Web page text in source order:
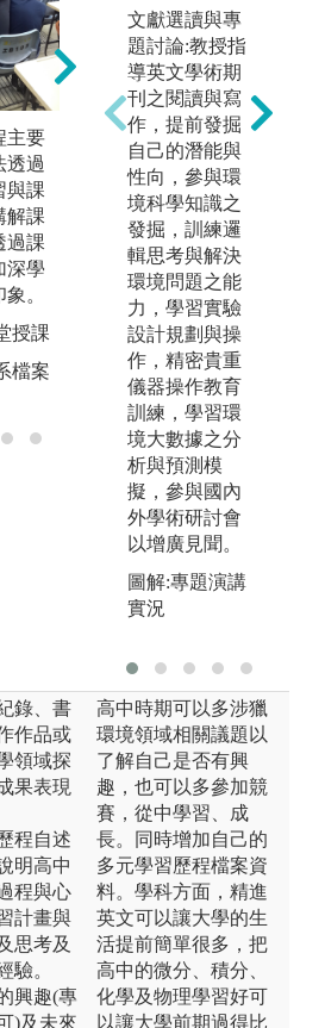
主要
透過
與課
解課
過課
深學
。
授課
檔案
活動：透過專
題演講活動將
邀請業界知名
專家進行演
講，透過演講
了解業界實務
圖解:專題演講
活動
版權:本系檔案
資料庫
文獻選讀與專
題討論:教授指
導英文學術期
刊之閱讀與寫
作，提前發掘
自己的潛能與
性向，參與環
境科學知識之
發掘，訓練邏
輯思考與解決
環境問題之能
力，學習實驗
設計規劃與操
作，精密貴重
儀器操作教育
訓練，學習環
境大數據之分
析與預測模
擬，參與國內
外學術研討會
以增廣見聞。
圖解:專題演講
實況
錄、書
作品或
領域探
果表現
程自述
明高中
程與心
計畫與
思考及
驗。
興趣(專
)及未來
高中時期可以多涉獵
環境領域相關議題以
了解自己是否有興
趣，也可以多參加競
賽，從中學習、成
長。同時增加自己的
多元學習歷程檔案資
料。學科方面，精進
英文可以讓大學的生
活提前簡單很多，把
高中的微分、積分、
化學及物理學習好可
以讓大學前期過得比